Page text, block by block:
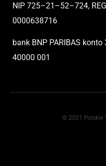
NIP 725–21 –52–724,
0000638716
bank BNP PARIBAS konto
40000 001
© 2021 Polskie